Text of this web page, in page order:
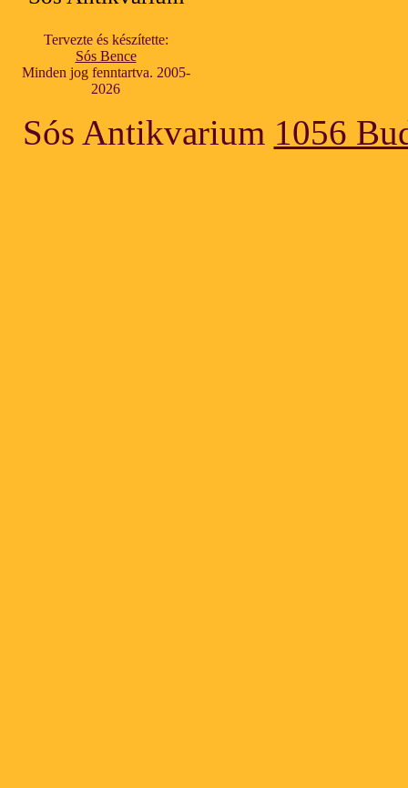
Tervezte és készítette:
Sós Bence
Minden jog fenntartva. 2005-
2026
Sós Antikvarium 1056